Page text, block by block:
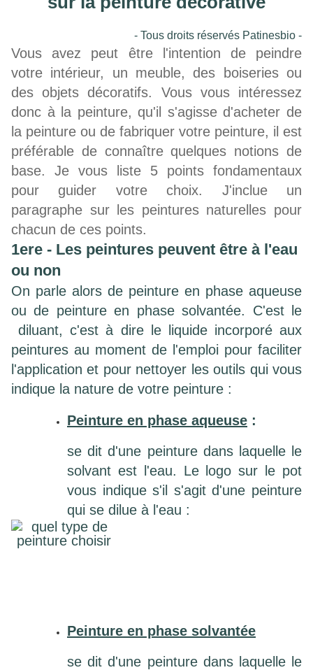
- Tous droits réservés Patinesbio -
Vous avez peut être l'intention de peindre
votre intérieur, un meuble, des boiseries ou
des objets décoratifs. Vous vous intéressez
donc à la peinture, qu'il s'agisse d'acheter de
la peinture ou de fabriquer votre peinture, il est
préférable de connaître quelques notions de
base. Je vous liste 5 points fondamentaux
pour guider votre choix. J'inclue un
paragraphe sur les peintures naturelles pour
chacun de ces points.
1ere - Les peintures peuvent être à l'eau
ou non
On parle alors de peinture en phase aqueuse
ou de peinture en phase solvantée. C'est le
diluant, c'est à dire le liquide incorporé aux
peintures au moment de l'emploi pour faciliter
l'application et pour nettoyer les outils qui vous
indique la nature de votre peinture :
Peinture en phase aqueuse :
se dit d'une peinture dans laquelle le
solvant est l'eau. Le logo sur le pot
vous indique s'il s'agit d'une peinture
qui se dilue à l'eau :
Peinture en phase solvantée
se dit d'une peinture dans laquelle le